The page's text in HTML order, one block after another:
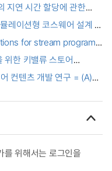
지연 시간 할당에 관한
레이션형 코스웨어 설계 및
and principle of
for stream program
위한 키밸류 스토어
컨텐츠 개발 연구 = (A)
를 위해서는 로그인을